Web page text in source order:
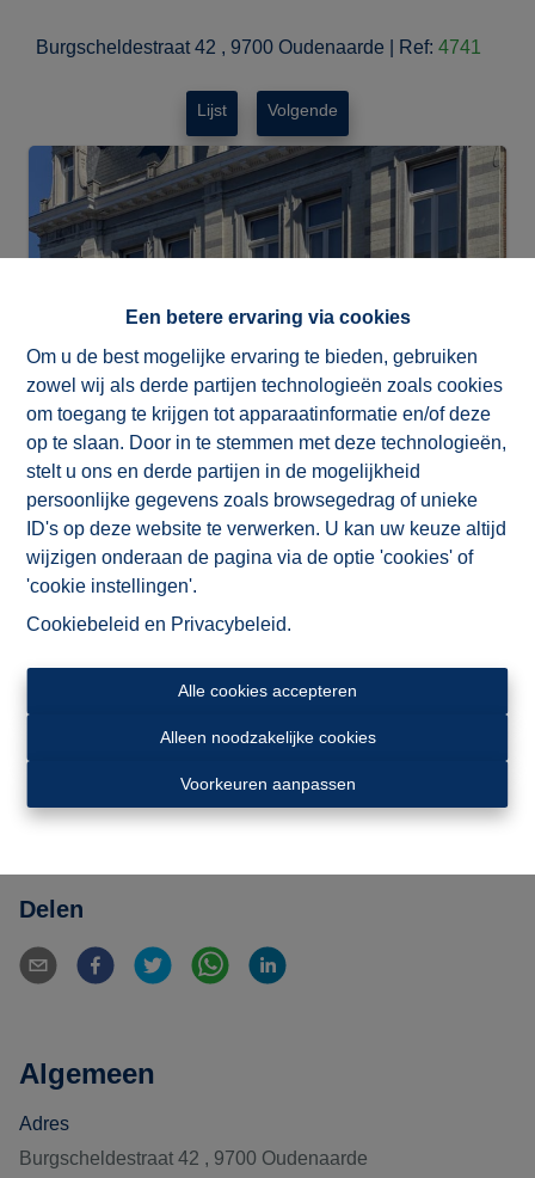
Een betere ervaring via cookies
Om u de best mogelijke ervaring te bieden, gebruiken
zowel wij als derde partijen technologieën zoals cookies
om toegang te krijgen tot apparaatinformatie en/of deze
op te slaan. Door in te stemmen met deze technologieën,
stelt u ons en derde partijen in de mogelijkheid
persoonlijke gegevens zoals browsegedrag of unieke
ID's op deze website te verwerken. U kan uw keuze altijd
wijzigen onderaan de pagina via de optie 'cookies' of
'cookie instellingen'.
Cookiebeleid en Privacybeleid.
Alle cookies accepteren
Alleen noodzakelijke cookies
Voorkeuren aanpassen
Burgscheldestraat 42 , 9700 Oudenaarde Ref: 4741
Lijst Volgende
Info aanvragen
een automatische poort en bevinden zich pal in het
stadscentrum. De prijs is exclusief BTW, maar algemene
onkosten inbegrepen. Aarzel niet ons te contacteren op
Delen
Algemeen
Adres
Burgscheldestraat 42 , 9700 Oudenaarde